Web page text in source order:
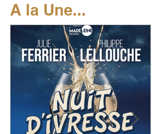
A la Une...